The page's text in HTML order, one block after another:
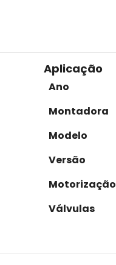
Aplicação
Ano
Montadora
Modelo
Versão
Motorização
Válvulas